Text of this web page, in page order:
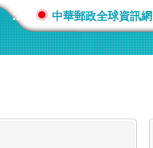
::: 中華郵政全球資訊網